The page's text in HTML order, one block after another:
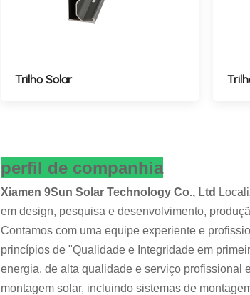
Trilho Solar
perfil de companhia
Xiamen 9Sun Solar Technology Co., Ltd
em design, pesquisa e desenvolvimento,
Contamos com uma equipe experiente e
princípios de "Qualidade e Integridade em
energia, de alta qualidade e serviço profissional
montagem solar, incluindo sistemas de